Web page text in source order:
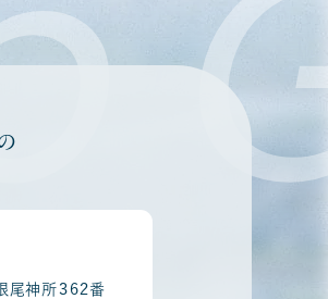
神所３６２番